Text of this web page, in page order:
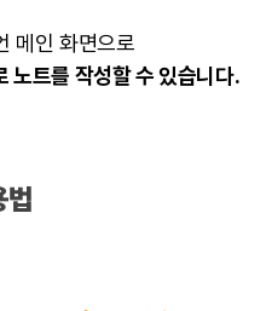
메인 화면으로
노트를 작성할 수 있습니다.
법